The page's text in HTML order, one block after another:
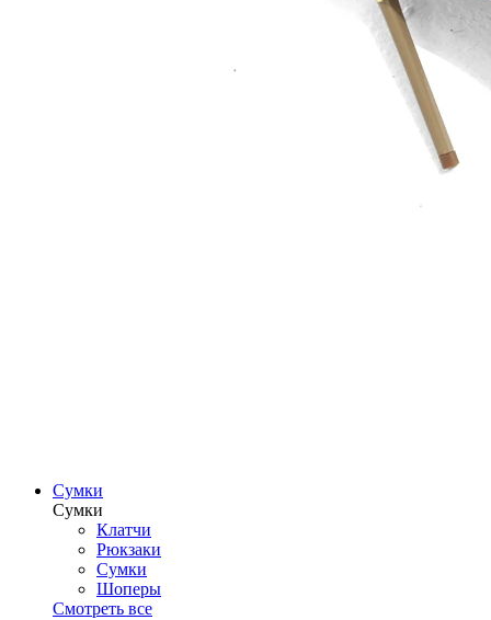
Сумки
Сумки
Клатчи
Рюкзаки
Сумки
Шоперы
Смотреть все